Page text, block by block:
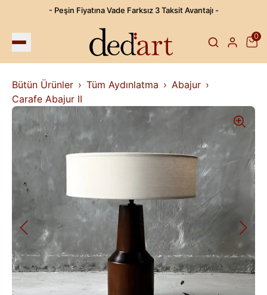
- Peşin Fiyatına Vade Farksız 3 Taksit Avantajı -
0
Bütün Ürünler Tüm Aydınlatma
Abajur
Carafe Abajur II